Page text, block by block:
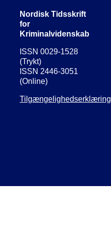
Nordisk Tidsskrift
for
Kriminalvidenskab
ISSN 0029-1528
(Trykt)
ISSN 2446-3051
(Online)
Tilgængelighedserklæring